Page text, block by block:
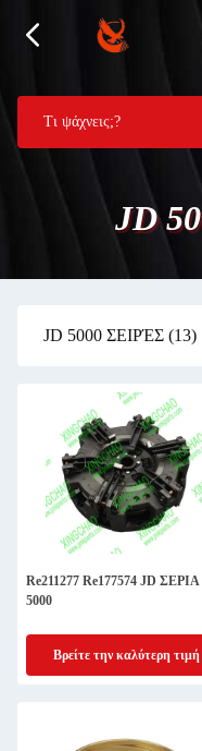
JD
JD 5000 ΣΕΙΡΈΣ (13)
Re211277 Re177574 JD ΣΕΡΙΑ
5000
Βρείτε την καλύτερη τιμή